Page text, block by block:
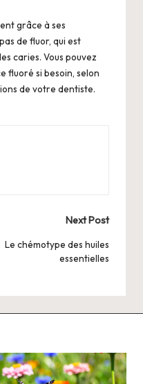
grâce à ses
de fluor, qui est
caries. Vous pouvez
fluoré si besoin, selon
de votre dentiste.
Next Post
Le chémotype des huiles
essentielles